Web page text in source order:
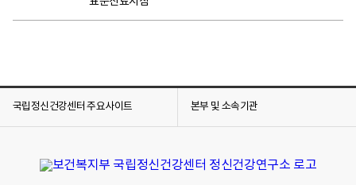
국립정신건강센터 주요사이트 본부 및 소속기관